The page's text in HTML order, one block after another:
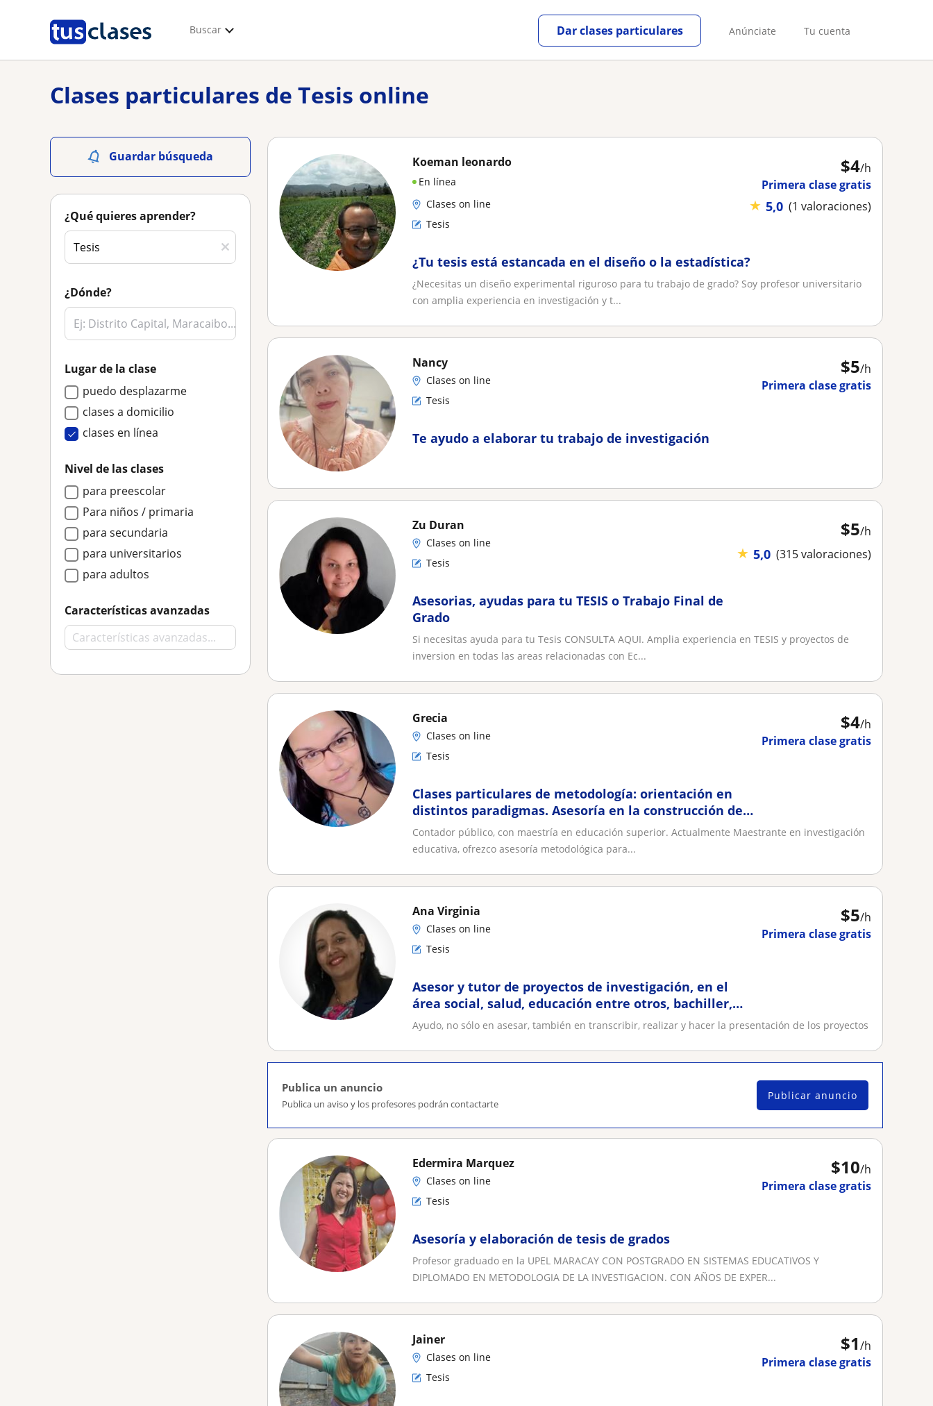
Buscar Anúnciate Tu cuenta
Dar clases particulares
Clases particulares de Tesis online
Guardar búsqueda
¿Qué quieres aprender?
¿Dónde?
Lugar de la clase
puedo desplazarme
clases a domicilio
clases en línea
Nivel de las clases
para preescolar
Para niños / primaria
para secundaria
para universitarios
para adultos
Características avanzadas
$4/h
Primera clase gratis
★ 5,0 (1 valoraciones)
Koeman leonardo
En línea
Clases on line
Tesis
¿Tu tesis está estancada en el diseño o la estadística?
¿Necesitas un diseño experimental riguroso para tu trabajo de grado? Soy profesor universitario
con amplia experiencia en investigación y t...
$5/h
Primera clase gratis
Nancy
Clases on line
Tesis
Te ayudo a elaborar tu trabajo de investigación
$5/h
★ 5,0 (315 valoraciones)
Zu Duran
Clases on line
Tesis
Asesorias, ayudas para tu TESIS o Trabajo Final de
Grado
Si necesitas ayuda para tu Tesis CONSULTA AQUI. Amplia experiencia en TESIS y proyectos de
inversion en todas las areas relacionadas con Ec...
$4/h
Primera clase gratis
Grecia
Clases on line
Tesis
Clases particulares de metodología: orientación en
distintos paradigmas. Asesoría en la construcción de
Trabajos de grado
Contador público, con maestría en educación superior. Actualmente Maestrante en investigación
educativa, ofrezco asesoría metodológica para...
$5/h
Primera clase gratis
Ana Virginia
Clases on line
Tesis
Asesor y tutor de proyectos de investigación, en el
área social, salud, educación entre otros, bachiller,
universitario, postgrado
Ayudo, no sólo en asesar, también en transcribir, realizar y hacer la presentación de los proyectos
Publica un anuncio
Publica un aviso y los profesores podrán contactarte
Publicar anuncio
$10/h
Primera clase gratis
Edermira Marquez
Clases on line
Tesis
Asesoría y elaboración de tesis de grados
Profesor graduado en la UPEL MARACAY CON POSTGRADO EN SISTEMAS EDUCATIVOS Y
DIPLOMADO EN METODOLOGIA DE LA INVESTIGACION. CON AÑOS DE EXPER...
$1/h
Primera clase gratis
Jainer
Clases on line
Tesis